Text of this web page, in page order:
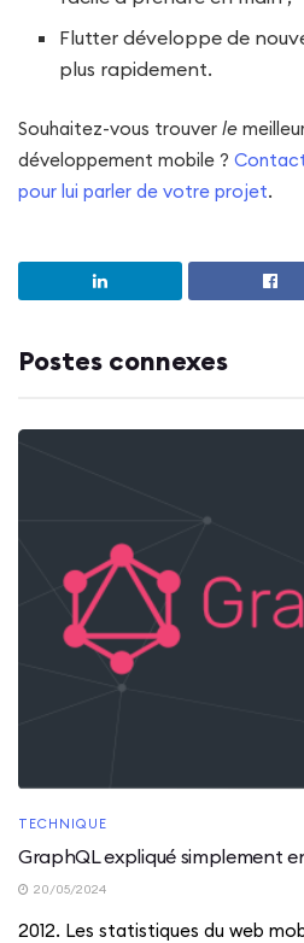
Flutter développe de
plus rapidement.
Souhaitez-vous trouver le
développement mobile ?
pour lui parler de votre projet.
Postes connexes
TECHNIQUE
GraphQL expliqué simplement
20/05/2024
2012. Les statistiques du web